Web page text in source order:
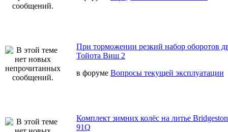
При торможении резкий набор оборотов
Тойота Виш 2
в форуме Вопросы текущей эксплуатации
Комплект зимних колёс на литье
91Q